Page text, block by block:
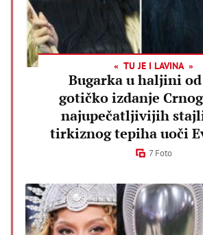
TU JE I LAVINA
Bugarka u haljini
gotičko izdanje
najupečatljivijih
tirkiznog tepiha uoči
7 Foto